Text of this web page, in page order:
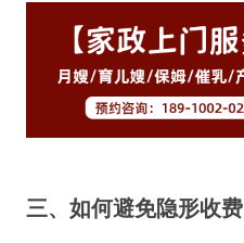
三、如何避免隐形收费